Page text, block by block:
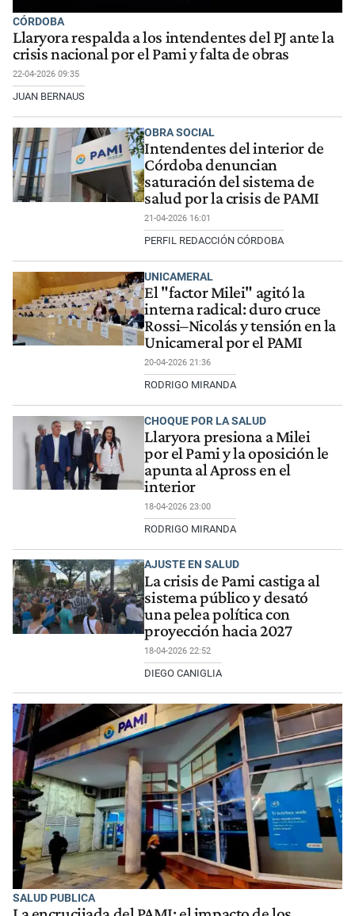
CÓRDOBA
Llaryora respalda a los intendentes del PJ ante la
crisis nacional por el Pami y falta de obras
22-04-2026 09:35
JUAN BERNAUS
OBRA SOCIAL
Intendentes del interior de
Córdoba denuncian
saturación del sistema de
salud por la crisis de PAMI
21-04-2026 16:01
PERFIL REDACCIÓN CÓRDOBA
UNICAMERAL
El "factor Milei" agitó la
interna radical: duro cruce
Rossi–Nicolás y tensión en la
Unicameral por el PAMI
20-04-2026 21:36
RODRIGO MIRANDA
CHOQUE POR LA SALUD
Llaryora presiona a Milei
por el Pami y la oposición le
apunta al Apross en el
interior
18-04-2026 23:00
RODRIGO MIRANDA
AJUSTE EN SALUD
La crisis de Pami castiga al
sistema público y desató
una pelea política con
proyección hacia 2027
18-04-2026 22:52
DIEGO CANIGLIA
SALUD PUBLICA